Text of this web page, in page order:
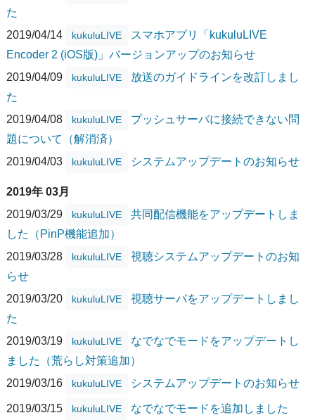
た
2019/04/14
kukuluLIVE
スマホアプリ「kukuluLIVE
Encoder 2 (iOS版)」バージョンアップのお知らせ
2019/04/09
kukuluLIVE
放送のガイドラインを改訂しまし
た
2019/04/08
kukuluLIVE
プッシュサーバに接続できない問
題について（解消済）
2019/04/03
kukuluLIVE システムアップデートのお知らせ
2019年 03月
2019/03/29
kukuluLIVE
共同配信機能をアップデートしま
した（PinP機能追加）
2019/03/28
kukuluLIVE
視聴システムアップデートのお知
らせ
2019/03/20
kukuluLIVE
視聴サーバをアップデートしまし
た
2019/03/19
kukuluLIVE
なでなでモードをアップデートし
ました（荒らし対策追加）
2019/03/16
kukuluLIVE システムアップデートのお知らせ
2019/03/15 kukuluLIVE なでなでモードを追加しました